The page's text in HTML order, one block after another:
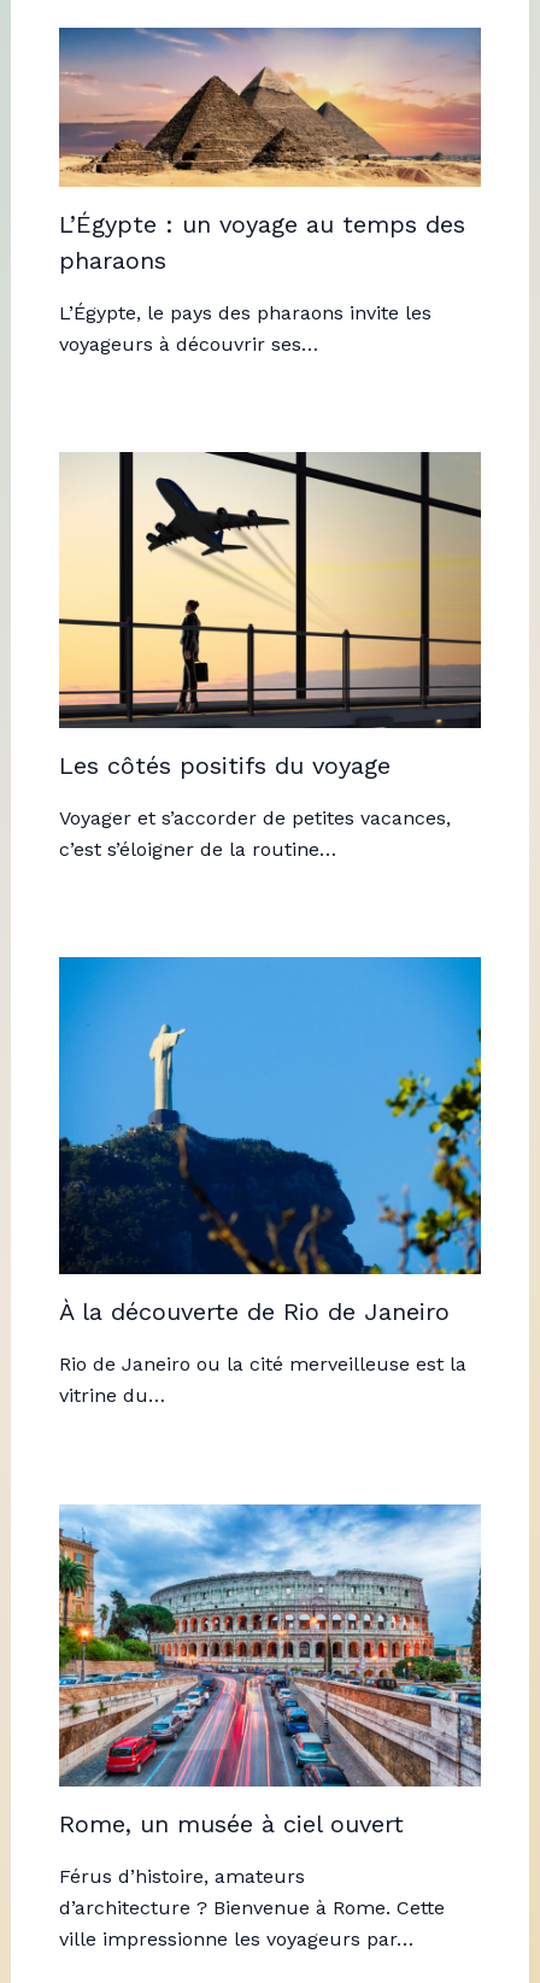
L’Égypte : un voyage au temps des
pharaons
L’Égypte, le pays des pharaons invite les
voyageurs à découvrir ses…
Les côtés positifs du voyage
Voyager et s’accorder de petites vacances,
c’est s’éloigner de la routine…
À la découverte de Rio de Janeiro
Rio de Janeiro ou la cité merveilleuse est la
vitrine du…
Rome, un musée à ciel ouvert
Férus d’histoire, amateurs
d’architecture ? Bienvenue à Rome. Cette
ville impressionne les voyageurs par…